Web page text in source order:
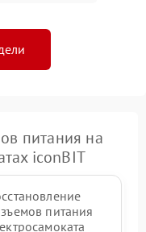
питания на
iconBIT
питания